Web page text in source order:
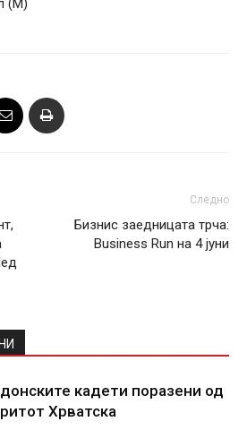
(М)
Следно
Бизнис заедницата трча:
Business Run на 4 јуни
кадети поразени од
Хрватска